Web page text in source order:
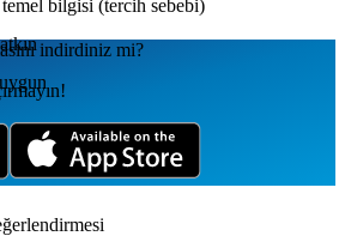
bilgisi (tercih sebebi)
indirdiniz mi?